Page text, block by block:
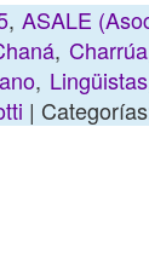
, ASALE
,Charrúa
, Lingüistas
|